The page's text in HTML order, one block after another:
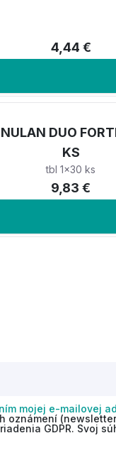
4,44 €
DUO
KS
tbl 1x30 ks
9,83 €
mojej e-mailovej
oznámení
GDPR. Svoj